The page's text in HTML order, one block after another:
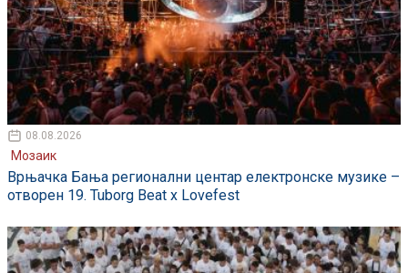
08.08.2026
Мозаик
Врњачка Бања регионални центар електронске музике –
отворен 19. Tuborg Beat x Lovefest